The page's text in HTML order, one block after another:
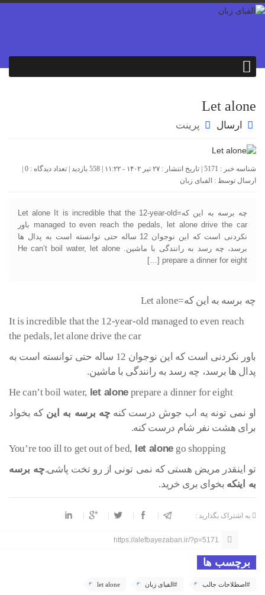
Let alone
ارسال پرینت
شناسه خبر : 5171 | تاریخ انتشار : ۲۷ تیر ۱۴۰۲ - ۱۱:۲۲ | 558 بازدید | تعداد دیدگاه : 0
ارسال توسط : الفبای زبان
چه برسه به این که=Let alone It is incredible that the 12-year-old
managed to even reach the pedals, let alone drive the car باور
نکردنی است که این نوجوان 12 ساله حتی توانسته است به پدال ها
برسد، چه رسد به رانندگی با ماشین. He can’t boil water, let alone
prepare a dinner for eight […]
چه برسه به این که=Let alone
It is incredible that the 12-year-old managed to even reach
the pedals, let alone drive the car
باور نکردنی است که این نوجوان 12 ساله حتی توانسته است به
پدال ها برسد، چه رسد به رانندگی با ماشین.
He can’t boil water, let alone prepare a dinner for eight
او نمی تونه یه اب جوش درست کنه چه برسه به اینکه بخواد
برای هشت نفر شام درست کنه.
You’re too ill to get out of bed, let alone go shopping
تو اینقدر مریض هستی که نمی تونی از رو تخت پاشی.چه برسه
به اینکه بخوای بری خرید.
به اشتراک بگذارید :
https://alefbayezaban.ir/?p=5171
برچسب ها
#اصطلاحات جالب #الفبای زبان let alone